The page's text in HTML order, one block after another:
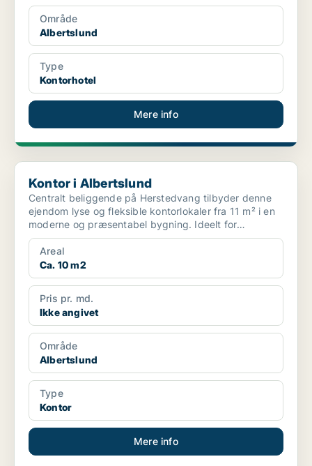
Område
Albertslund
Type
Kontorhotel
Mere info
Kontor i Albertslund
Kontor i Albertslund
Centralt beliggende på Herstedvang tilbyder denne
ejendom lyse og fleksible kontorlokaler fra 11 m² i en
moderne og præsentabel bygning. Ideelt for
virksomhe...
Areal
Ca. 10 m2
Pris pr. md.
Ikke angivet
Område
Albertslund
Type
Kontor
Mere info